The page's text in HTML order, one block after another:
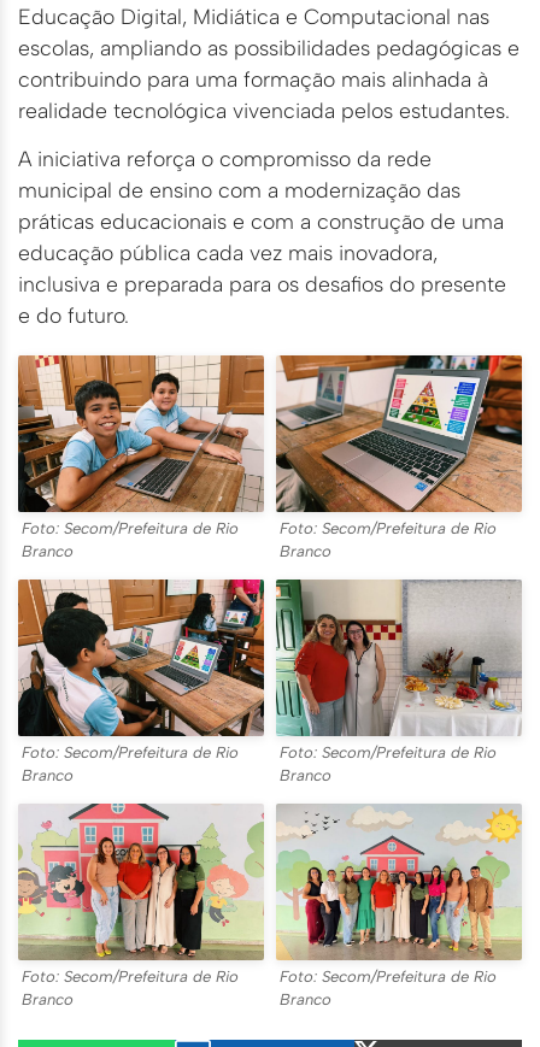
Educação Digital, Midiática e Computacional nas
escolas, ampliando as possibilidades pedagógicas e
contribuindo para uma formação mais alinhada à
realidade tecnológica vivenciada pelos estudantes.
A iniciativa reforça o compromisso da rede
municipal de ensino com a modernização das
práticas educacionais e com a construção de uma
educação pública cada vez mais inovadora,
inclusiva e preparada para os desafios do presente
e do futuro.
Foto: Secom/Prefeitura de Rio
Branco
Foto: Secom/Prefeitura de Rio
Branco
Foto: Secom/Prefeitura de Rio
Branco
Foto: Secom/Prefeitura de Rio
Branco
Foto: Secom/Prefeitura de Rio
Branco
Foto: Secom/Prefeitura de Rio
Branco